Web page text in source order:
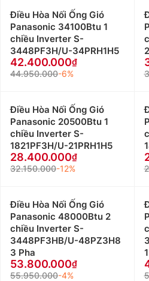
Điều Hòa Nối Ống Gió
Panasonic 34100Btu 1
chiều Inverter S-
3448PF3H/U-34PRH1H5
42.400.000
44.950.000-6%
Điều Hòa Nối Ống Gió
Panasonic 20500Btu 1
chiều Inverter S-
1821PF3H/U-21PRH1H5
28.400.000
32.150.000-12%
Điều Hòa Nối Ống Gió
Panasonic 48000Btu 2
chiều Inverter S-
3448PF3HB/U-48PZ3H8
3 Pha
53.800.000
55.950.000-4%